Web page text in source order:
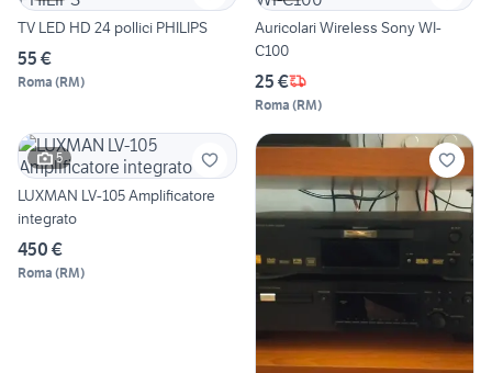
TV LED HD 24 pollici PHILIPS
55 €
Roma (RM)
Auricolari Wireless Sony WI-
C100
25 €
Roma (RM)
5
LUXMAN LV-105 Amplificatore
integrato
450 €
Roma (RM)